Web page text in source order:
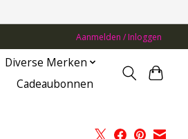
Aanmelden / Inloggen
Diverse Merken
Cadeaubonnen